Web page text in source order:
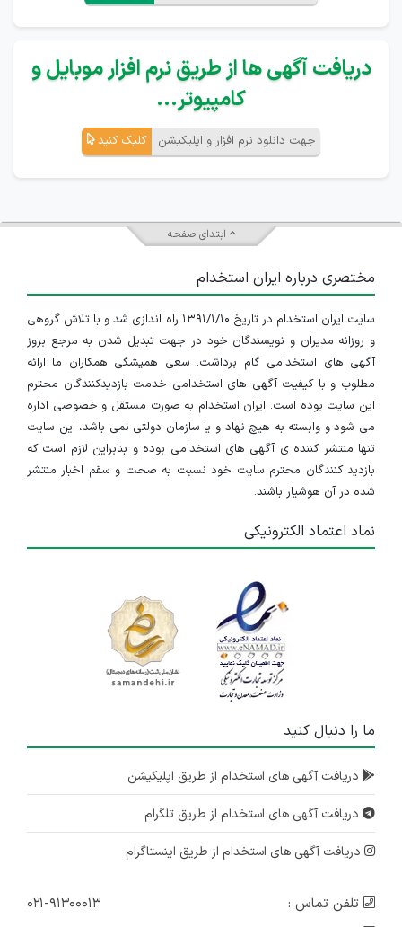
دریافت آگهی ها از طریق نرم افزار موبایل و
کامپیوتر...
جهت دانلود نرم افزار و اپلیکیشن کلیک کنید
ابتدای صفحه
مختصری درباره ایران استخدام
سایت ایران استخدام در تاریخ ۱۳۹۱/۱/۱۰ راه اندازی شد و با تلاش گروهی
و روزانه مدیران و نویسندگان خود در جهت تبدیل شدن به مرجع بروز
آگهی های استخدامی گام برداشت. سعی همیشگی همکاران ما ارائه
مطلوب و با کیفیت آگهی های استخدامی خدمت بازدیدکنندگان محترم
این سایت بوده است. ایران استخدام به صورت مستقل و خصوصی اداره
می شود و وابسته به هیچ نهاد و یا سازمان دولتی نمی باشد، این سایت
تنها منتشر کننده ی آگهی های استخدامی بوده و بنابراین لازم است که
بازدید کنندگان محترم سایت خود نسبت به صحت و سقم اخبار منتشر
شده در آن هوشیار باشند.
نماد اعتماد الکترونیکی
ما را دنبال کنید
دریافت آگهی های استخدام از طریق اپلیکیشن
دریافت آگهی های استخدام از طریق تلگرام
دریافت آگهی های استخدام از طریق اینستاگرام
تلفن تماس :
۰۲۱-۹۱۳۰۰۰۱۳